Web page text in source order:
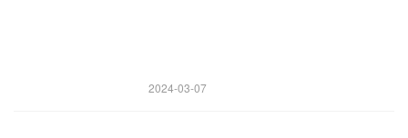
2024-03-07